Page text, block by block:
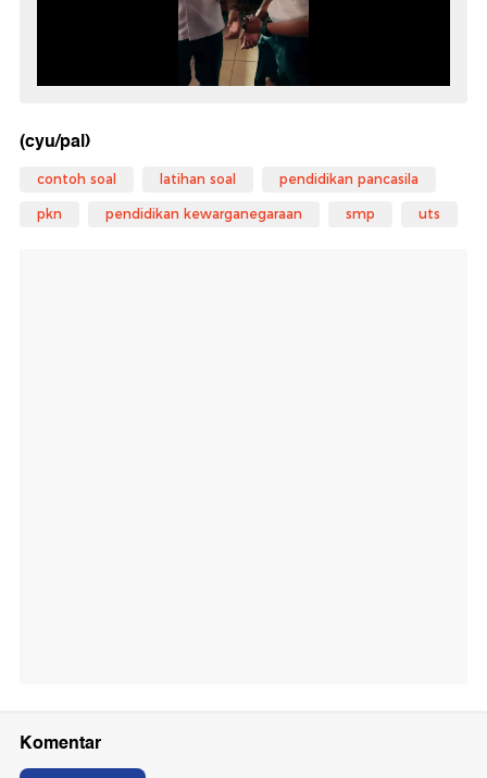
(cyu/pal)
contoh soal latihan soal pendidikan pancasila
pkn pendidikan kewarganegaraan smp uts
Komentar